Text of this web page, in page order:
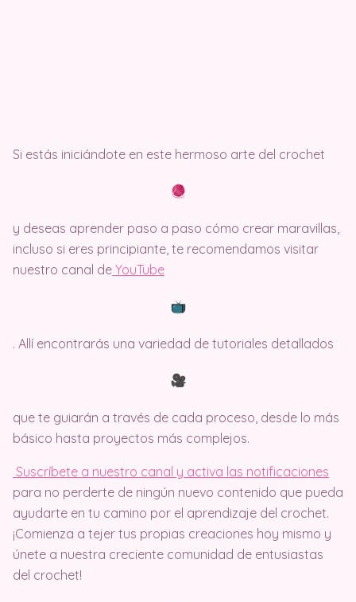
Si estás iniciándote en este hermoso arte del crochet
y deseas aprender paso a paso cómo crear maravillas,
incluso si eres principiante, te recomendamos visitar
nuestro canal de YouTube
. Allí encontrarás una variedad de tutoriales detallados
que te guiarán a través de cada proceso, desde lo más
básico hasta proyectos más complejos.
Suscríbete a nuestro canal y activa las notificaciones
para no perderte de ningún nuevo contenido que pueda
ayudarte en tu camino por el aprendizaje del crochet.
¡Comienza a tejer tus propias creaciones hoy mismo y
únete a nuestra creciente comunidad de entusiastas
del crochet!